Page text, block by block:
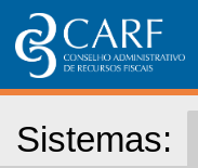
Sistemas: